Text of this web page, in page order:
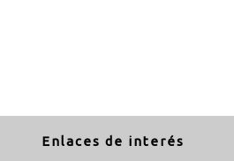
Enlaces de interés